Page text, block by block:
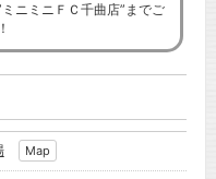
ニミニＦＣ千曲店”までご
Map